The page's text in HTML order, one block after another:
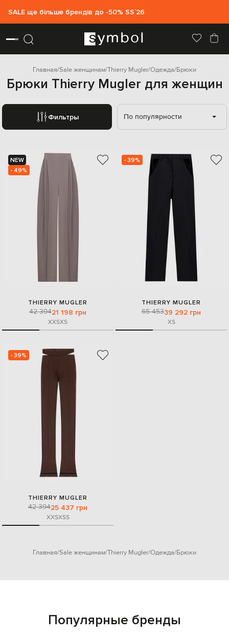
SALE ще більше брендів до -50% SS`26
Главная Sale женщинам Thierry Mugler Одежда Брюки
Брюки Thierry Mugler для женщин
Фильтры По популярности
NEW
- 49%
THIERRY MUGLER
42 39421 198 грн
XXSXS
- 39%
THIERRY MUGLER
65 45339 292 грн
XS
- 39%
THIERRY MUGLER
42 39425 437 грн
XXSXSS
Главная Sale женщинам Thierry Mugler Одежда Брюки
Популярные бренды